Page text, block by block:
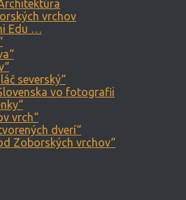
vrchov
Edu …
severský“
vo fotografii
vrch“
dverí“
Zoborských vrchov“